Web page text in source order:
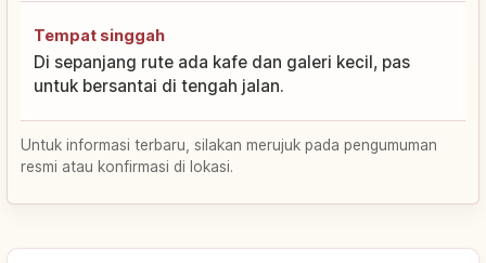
Tempat singgah
Di sepanjang rute ada kafe dan galeri kecil, pas
untuk bersantai di tengah jalan.
Untuk informasi terbaru, silakan merujuk pada pengumuman
resmi atau konfirmasi di lokasi.